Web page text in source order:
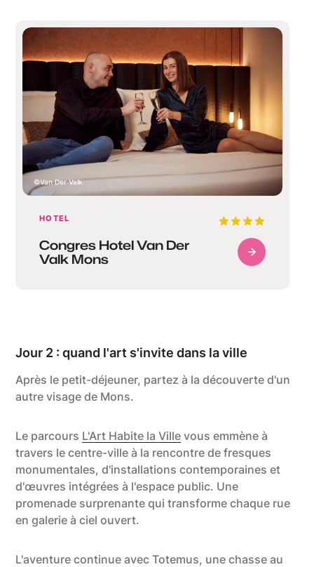
Van Der Valk
HOTEL
Congres Hotel Van Der
Valk Mons
Jour 2 : quand l'art s'invite dans la ville
Après le petit-déjeuner, partez à la découverte d'un
autre visage de Mons.
Le parcours L'Art Habite la Ville vous emmène à
travers le centre-ville à la rencontre de fresques
monumentales, d'installations contemporaines et
d'œuvres intégrées à l'espace public. Une
promenade surprenante qui transforme chaque rue
en galerie à ciel ouvert.
L'aventure continue avec Totemus, une chasse au